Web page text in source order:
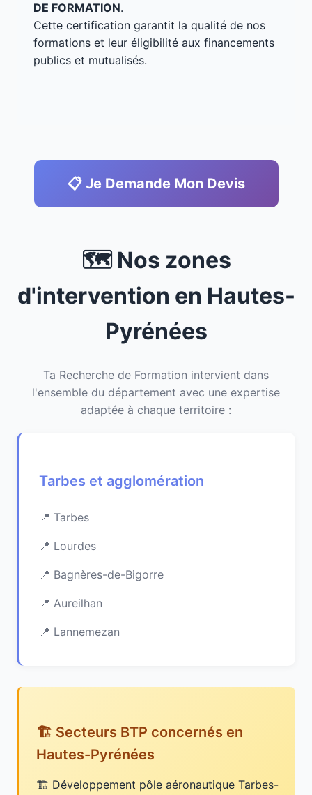
DE FORMATION.
Cette certification garantit la qualité de nos
formations et leur éligibilité aux financements
publics et mutualisés.
📋 Je Demande Mon Devis
🗺️ Nos zones
d'intervention en Hautes-
Pyrénées
Ta Recherche de Formation intervient dans
l'ensemble du département avec une expertise
adaptée à chaque territoire :
Tarbes et agglomération
Tarbes
Lourdes
Bagnères-de-Bigorre
Aureilhan
Lannemezan
🏗️ Secteurs BTP concernés en
Hautes-Pyrénées
Développement pôle aéronautique Tarbes-